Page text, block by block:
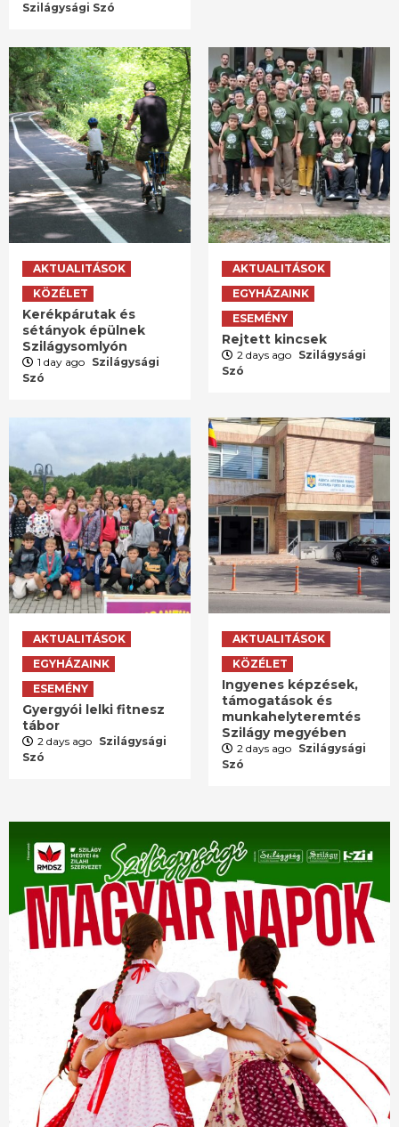
Szilágysági Szó
AKTUALITÁSOK
KÖZÉLET
Kerékpárutak és
sétányok épülnek
Szilágysomlyón
1 day ago Szilágysági
Szó
AKTUALITÁSOK
EGYHÁZAINK
ESEMÉNY
Rejtett kincsek
2 days ago Szilágysági
Szó
AKTUALITÁSOK
EGYHÁZAINK
ESEMÉNY
Gyergyói lelki fitnesz
tábor
2 days ago Szilágysági
Szó
AKTUALITÁSOK
KÖZÉLET
Ingyenes képzések,
támogatások és
munkahelyteremtés
Szilágy megyében
2 days ago Szilágysági
Szó